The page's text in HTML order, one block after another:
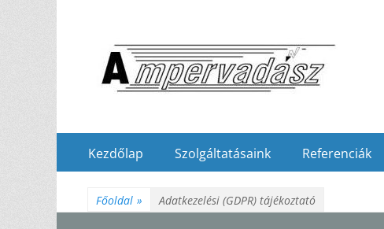
Elsődleges
menü
Tovább
Kezdőlap Szolgáltatásaink Referenciák
Főoldal » Adatkezelési (GDPR) tájékoztató